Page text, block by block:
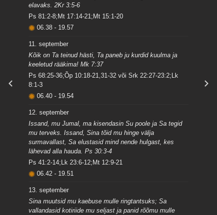
elavaks. 2Kr 3:5-6
Ps 81:2-8;Mt 17:14-21;Mt 15:1-20
06.38- 19.57
11. september
Kõik on Ta teinud hästi, Ta paneb ju kurdid kuulma ja
keeletud rääkima! Mk 7:37
Ps 68:25-36;Õp 10:18-21,31-32 või Srk 22:27-23:2;Lk
8:1-3
06.40- 19.54
12. september
Issand, mu Jumal, ma kisendasin Su poole ja Sa tegid
mu terveks. Issand, Sina tõid mu hinge välja
surmavallast, Sa elustasid mind nende hulgast, kes
lähevad alla hauda. Ps 30:3-4
Ps 41:2-14;Lk 23:6-12;Mt 12:9-21
06.42- 19.51
13. september
Sina muutsid mu kaebuse mulle ringtantsuks; Sa
vallandasid kotiriide mu seljast ja panid rõõmu mulle